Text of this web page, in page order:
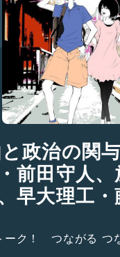
政治の関
前田守人
早大理工・
ーク！ つながる つ